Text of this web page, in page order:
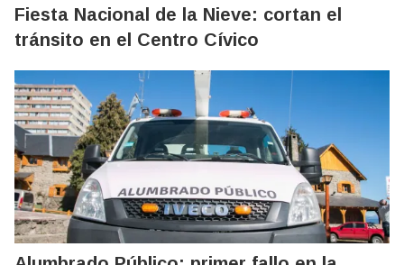
Fiesta Nacional de la Nieve: cortan el
tránsito en el Centro Cívico